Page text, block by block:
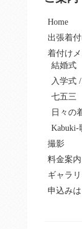
Home
出張着
着付け
結婚式
入学式
七五三
日々の
Kabuki-
撮影
料金案内
ギャラ
申込み